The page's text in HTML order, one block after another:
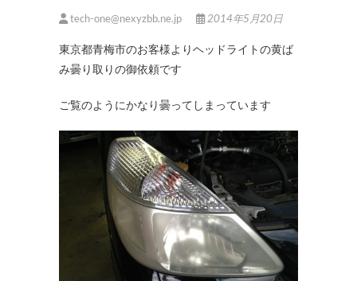
tech-one@nexyzbb.ne.jp 2014年5月20日
東京都青梅市のお客様よりヘッドライトの黄ば
み曇り取りの御依頼です
ご覧のようにかなり曇ってしまっています